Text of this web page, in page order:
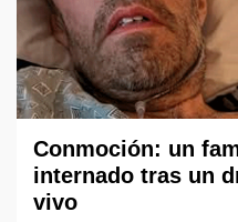
Conmoción: un
internado tras un
vivo